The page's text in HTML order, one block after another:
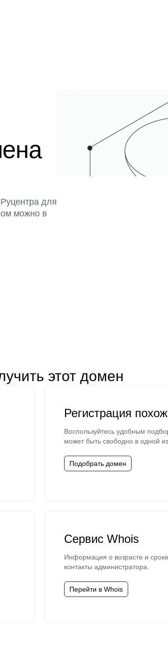
для
можно в
этот домен
Регистрация
Воспользуйтесь удобным
может быть свободно в одной
Подобрать домен
Сервис Whois
Информация о возрасте и
контакты администратора.
Перейти в Whois